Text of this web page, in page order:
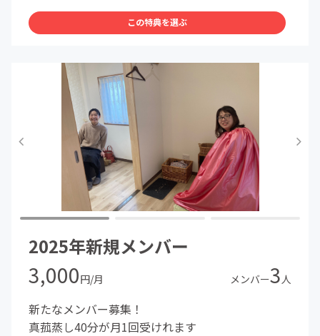
この特典を選ぶ
2025年新規メンバー
3,000円/月 メンバー3 人
新たなメンバー募集！
真菰蒸し40分が月1回受けれます